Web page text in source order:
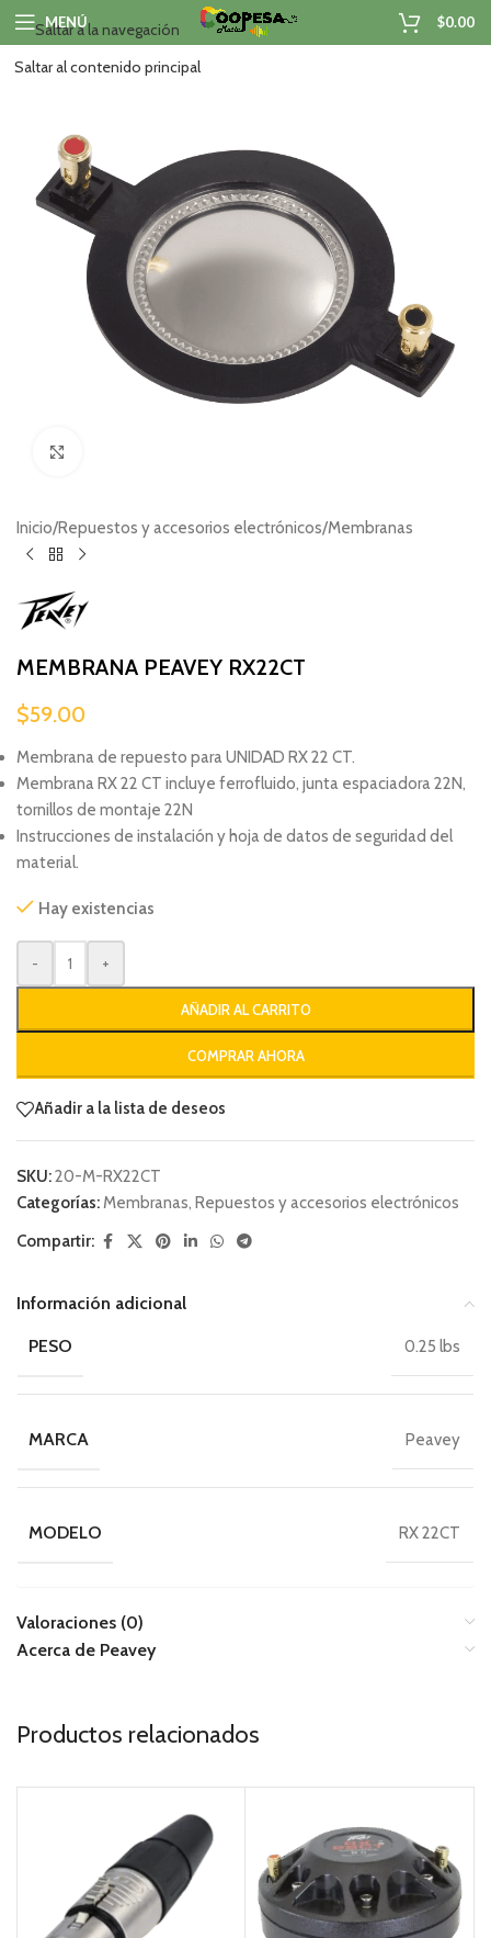
Saltar a la navegación
Saltar al contenido principal
MENÚ $0.00
Inicio/Repuestos y accesorios electrónicos/Membranas
MEMBRANA PEAVEY RX22CT
$59.00
Membrana de repuesto para UNIDAD RX 22 CT.
Membrana RX 22 CT incluye ferrofluido, junta espaciadora 22N,
tornillos de montaje 22N
Instrucciones de instalación y hoja de datos de seguridad del
material.
Hay existencias
- +
AÑADIR AL CARRITO
COMPRAR AHORA
Añadir a la lista de deseos
SKU:20-M-RX22CT
Categorías:Membranas, Repuestos y accesorios electrónicos
Compartir:
Información adicional
PESO 0.25 lbs
MARCA Peavey
MODELO RX 22CT
Valoraciones (0)
Acerca de Peavey
Productos relacionados